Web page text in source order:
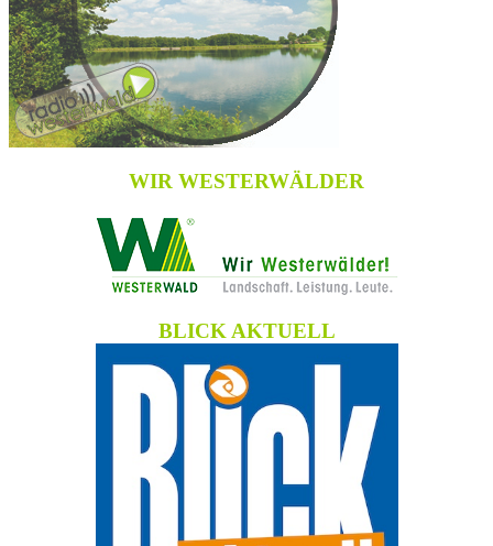
WIR WESTERWÄLDER
BLICK AKTUELL